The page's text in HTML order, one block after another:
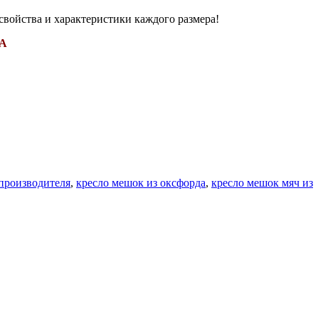
и характеристики каждого размера!
, кресло мешок из оксфорда, кресло мешок мяч из